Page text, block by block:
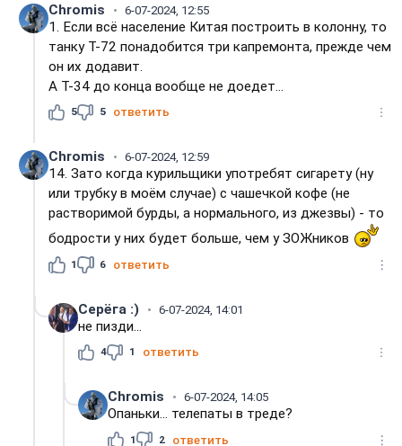
Chromis 6-07-2024, 12:55
1. Если всё население Китая построить в колонну, то
танку Т-72 понадобится три капремонта, прежде чем
он их додавит.
А Т-34 до конца вообще не доедет...
5 5 ответить
Chromis 6-07-2024, 12:59
14. Зато когда курильщики употребят сигарету (ну
или трубку в моём случае) с чашечкой кофе (не
растворимой бурды, а нормального, из джезвы) - то
бодрости у них будет больше, чем у ЗОЖников
1 6 ответить
Серёга :) 6-07-2024, 14:01
не пизди...
4 1 ответить
Chromis 6-07-2024, 14:05
Опаньки... телепаты в треде?
1 2 ответить